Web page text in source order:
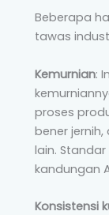
Beberapa
tawas
Kemurnian:
proses
bener
lain.
kandungan
Konsistensi